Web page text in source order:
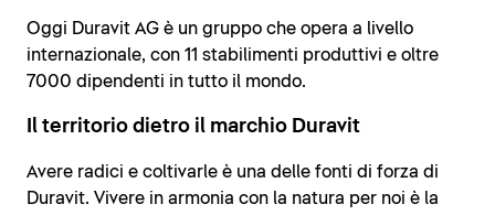
Oggi Duravit AG è un gruppo che opera a livello
internazionale, con 11 stabilimenti produttivi e oltre
7000 dipendenti in tutto il mondo.
Il territorio dietro il marchio Duravit
Avere radici e coltivarle è una delle fonti di forza di
Duravit. Vivere in armonia con la natura per noi è la